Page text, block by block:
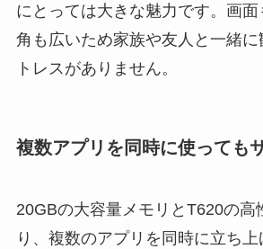
にとっては大きな魅力です。画
角も広いため家族や友人と一緒に
トレスがありません。
複数アプリを同時に使っても
20GBの大容量メモリとT620の高
り、複数のアプリを同時に立ち